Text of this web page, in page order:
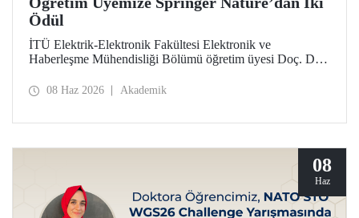
Ödül
İTÜ Elektrik-Elektronik Fakültesi Elektronik ve
Haberleşme Mühendisliği Bölümü öğretim üyesi Doç. Dr.
“Editor of Distinction Awards” kapsamında iki ödüle layık
08 Haz 2026 Akademik
08
Haz